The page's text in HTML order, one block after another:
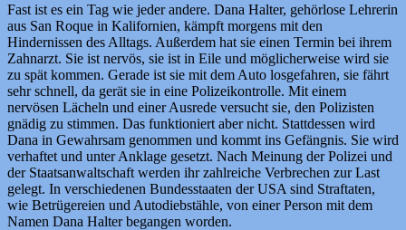
Fast ist es ein Tag wie jeder andere. Dana Halter, gehörlose Lehrerin
aus San Roque in Kalifornien, kämpft morgens mit den
Hindernissen des Alltags. Außerdem hat sie einen Termin bei ihrem
Zahnarzt. Sie ist nervös, sie ist in Eile und möglicherweise wird sie
zu spät kommen. Gerade ist sie mit dem Auto losgefahren, sie fährt
sehr schnell, da gerät sie in eine Polizeikontrolle. Mit einem
nervösen Lächeln und einer Ausrede versucht sie, den Polizisten
gnädig zu stimmen. Das funktioniert aber nicht. Stattdessen wird
Dana in Gewahrsam genommen und kommt ins Gefängnis. Sie wird
verhaftet und unter Anklage gesetzt. Nach Meinung der Polizei und
der Staatsanwaltschaft werden ihr zahlreiche Verbrechen zur Last
gelegt. In verschiedenen Bundesstaaten der USA sind Straftaten,
wie Betrügereien und Autodiebstähle, von einer Person mit dem
Namen Dana Halter begangen worden.